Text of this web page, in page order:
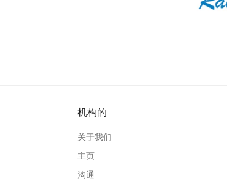
机构的
关于我们
主页
沟通